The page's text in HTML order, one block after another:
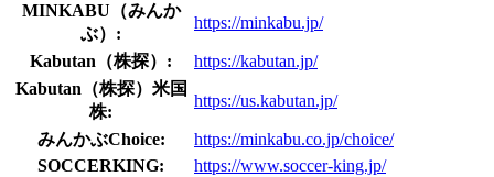
MINKABU（みんか
ぶ）:
https://minkabu.jp/
Kabutan（株探）:
https://kabutan.jp/
Kabutan（株探）米国
株:
https://us.kabutan.jp/
みんかぶChoice:
https://minkabu.co.jp/choice/
SOCCERKING:
https://www.soccer-king.jp/